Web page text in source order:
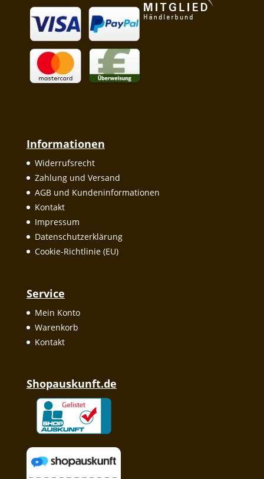
Informationen
Widerrufsrecht
Zahlung und Versand
AGB und Kundeninformationen
Kontakt
Impressum
Datenschutzerklärung
Cookie-Richtlinie (EU)
Service
Mein Konto
Warenkorb
Kontakt
Shopauskunft.de